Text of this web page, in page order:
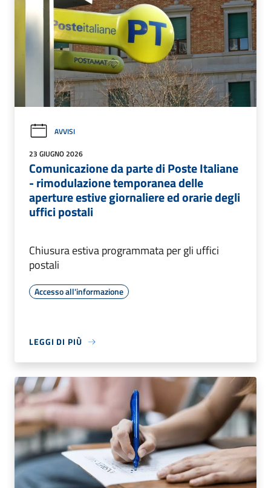
AVVISI
23 GIUGNO 2026
Comunicazione da parte di Poste Italiane
- rimodulazione temporanea delle
aperture estive giornaliere ed orarie degli
uffici postali
Chiusura estiva programmata per gli uffici
postali
Accesso all'informazione
LEGGI DI PIÙ